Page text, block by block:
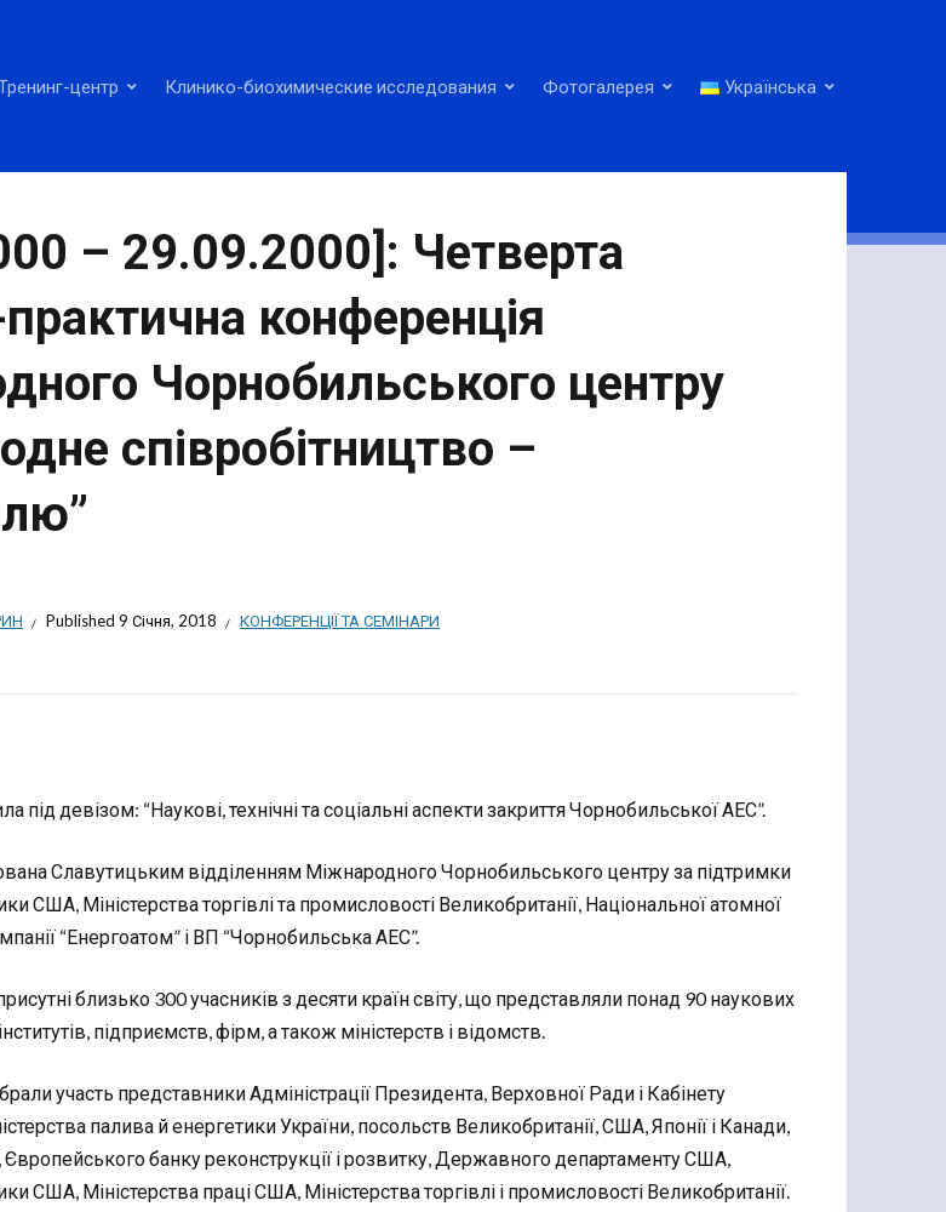
центр Клинико-биохимические исследования Фотогалерея Українська
– 29.09.2000]: Четверта
конференція
Чорнобильського центру
співробітництво –
Published 9 Січня, 2018 КОНФЕРЕНЦІЇ ТА СЕМІНАРИ
під девізом: “Наукові, технічні та соціальні аспекти закриття Чорнобильської АЕС”.
Славутицьким відділенням Міжнародного Чорнобильського центру за підтримки
США, Міністерства торгівлі та промисловості Великобританії, Національної атомної
“Енергоатом” і ВП “Чорнобильська АЕС”.
близько 300 учасників з десяти країн світу, що представляли понад 90 наукових
підприємств, фірм, а також міністерств і відомств.
участь представники Адміністрації Президента, Верховної Ради і Кабінету
палива й енергетики України, посольств Великобританії, США, Японії і Канади,
Європейського банку реконструкції і розвитку, Державного департаменту США,
США, Міністерства праці США, Міністерства торгівлі і промисловості Великобританії.